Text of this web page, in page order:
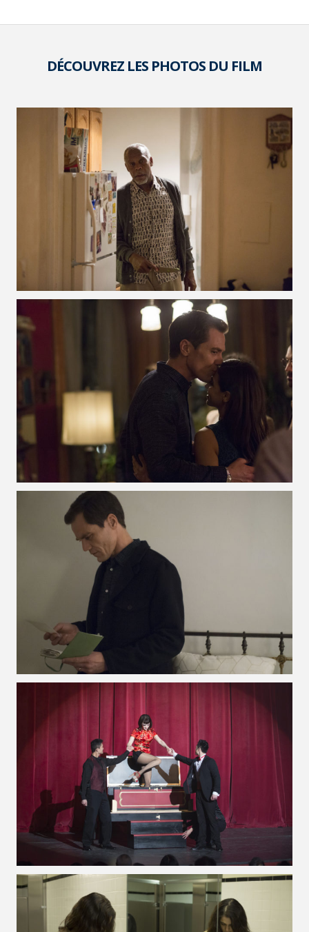
DÉCOUVREZ LES PHOTOS DU FILM
VOIR LA PHOTO EN GRAND FORMAT
VOIR LA PHOTO EN GRAND FORMAT
VOIR LA PHOTO EN GRAND FORMAT
VOIR LA PHOTO EN GRAND FORMAT